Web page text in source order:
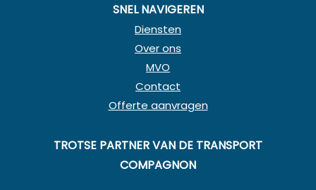
SNEL NAVIGEREN
Diensten
Over ons
MVO
Contact
Offerte aanvragen
TROTSE PARTNER VAN DE TRANSPORT
COMPAGNON